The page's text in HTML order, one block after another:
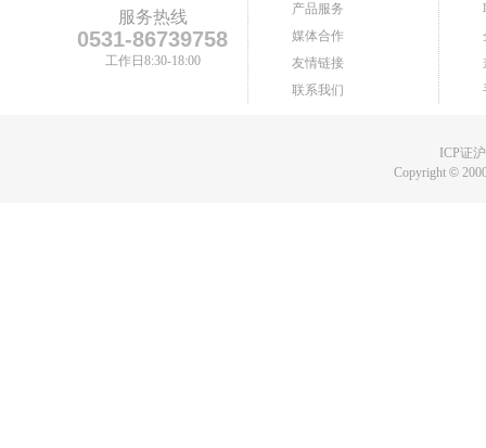
服务热线
0531-86739758
工作日8:30-18:00
产品服务
媒体合作
友情链接
联系我们
ICP证
Copyright©